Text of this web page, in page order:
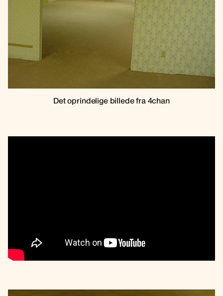
Det oprindelige billede fra 4chan